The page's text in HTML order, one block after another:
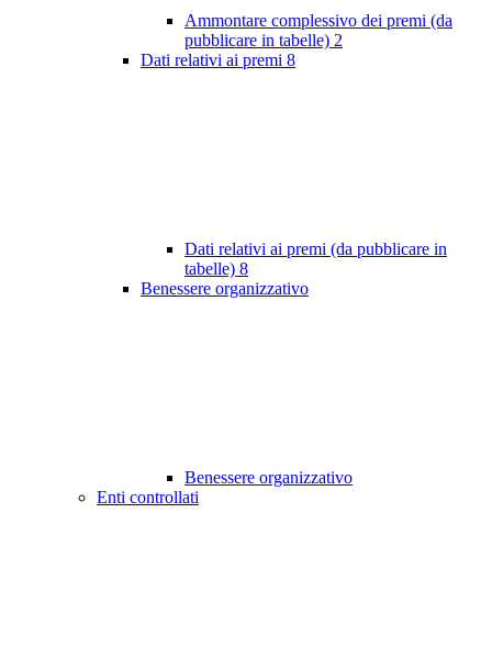
Ammontare complessivo dei premi (da
pubblicare in tabelle) 2
Dati relativi ai premi 8
Dati relativi ai premi (da pubblicare in
tabelle) 8
Benessere organizzativo
Benessere organizzativo
Enti controllati